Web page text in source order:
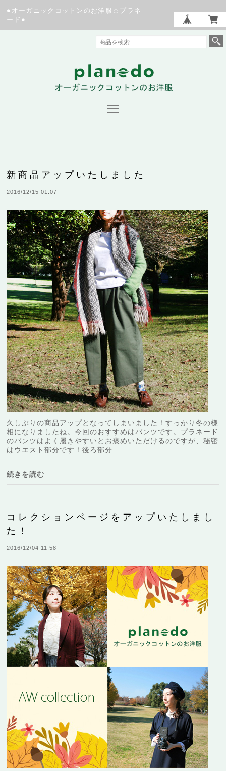
●オーガニックコットンのお洋服☆プラネ
ード●
新商品アップいたしました
2016/12/15 01:07
久しぶりの商品アップとなってしまいました！すっかり冬の様
相になりましたね。今回のおすすめはパンツです。プラネード
のパンツはよく履きやすいとお褒めいただけるのですが、秘密
はウエスト部分です！後ろ部分...
続きを読む
コレクションページをアップいたしまし
た！
2016/12/04 11:58